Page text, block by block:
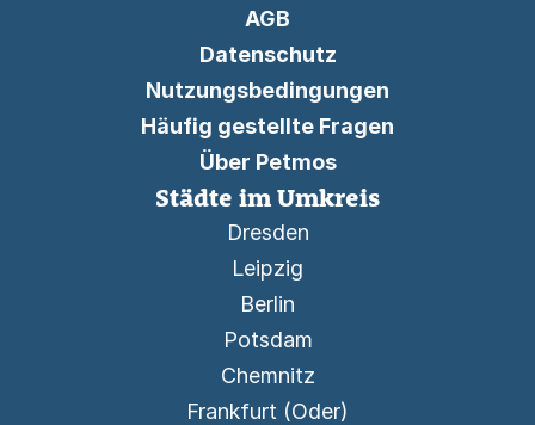
AGB
Datenschutz
Nutzungsbedingungen
Häufig gestellte Fragen
Über Petmos
Städte im Umkreis
Dresden
Leipzig
Berlin
Potsdam
Chemnitz
Frankfurt (Oder)